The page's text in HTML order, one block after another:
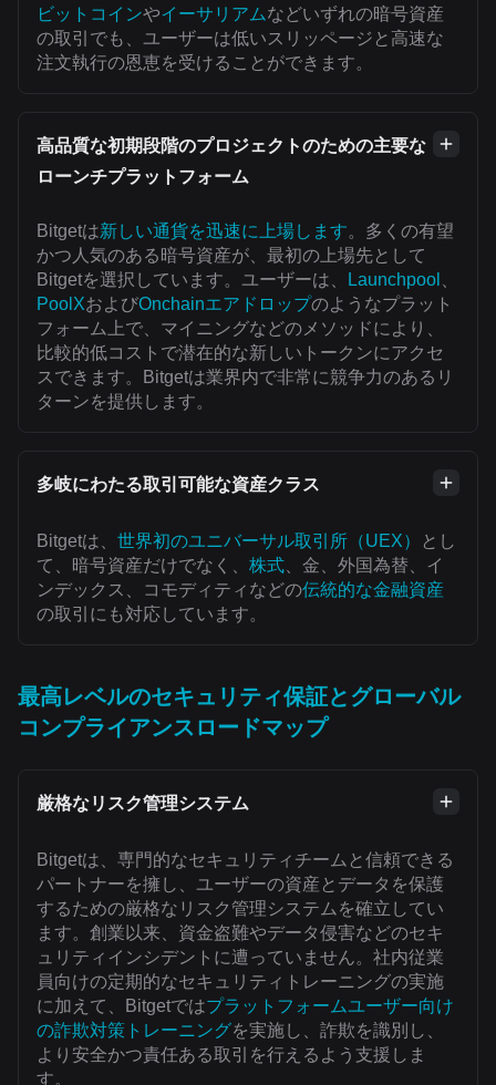
ビットコインやイーサリアムなどいずれの暗号資産
の取引でも、ユーザーは低いスリッページと高速な
注文執行の恩恵を受けることができます。
高品質な初期段階のプロジェクトのための主要な
ローンチプラットフォーム
Bitgetは新しい通貨を迅速に上場します。多くの有望
かつ人気のある暗号資産が、最初の上場先として
Bitgetを選択しています。ユーザーは、
Launchpool
PoolXおよびOnchainエアドロップのようなプラット
フォーム上で、マイニングなどのメソッドにより、
比較的低コストで潜在的な新しいトークンにアクセ
スできます。Bitgetは業界内で非常に競争力のあるリ
ターンを提供します。
多岐にわたる取引可能な資産クラス
Bitgetは、 世界初のユニバーサル取引所（UEX）
とし
て、暗号資産だけでなく、 株式 、金、外国為替、イ
ンデックス、コモディティなどの伝統的な金融資産
の取引にも対応しています。
最高レベルのセキュリティ保証とグローバル
コンプライアンスロードマップ
厳格なリスク管理システム
Bitgetは、専門的なセキュリティチームと信頼できる
パートナーを擁し、ユーザーの資産とデータを保護
するための厳格なリスク管理システムを確立してい
ます。創業以来、資金盗難やデータ侵害などのセキ
ュリティインシデントに遭っていません。社内従業
員向けの定期的なセキュリティトレーニングの実施
に加えて、Bitgetではプラットフォームユーザー向け
の詐欺対策トレーニングを実施し、詐欺を識別し、
より安全かつ責任ある取引を行えるよう支援しま
す。